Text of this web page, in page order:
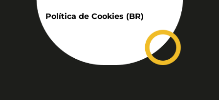
Política de Cookies (BR)